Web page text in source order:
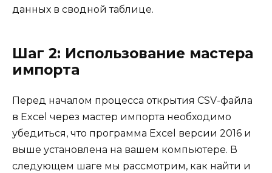
данных в сводной таблице.
Шаг 2: Использование мастера
импорта
Перед началом процесса открытия CSV-файла
в Excel через мастер импорта необходимо
убедиться, что программа Excel версии 2016 и
выше установлена на вашем компьютере. В
следующем шаге мы рассмотрим, как найти и